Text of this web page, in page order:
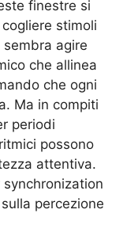
finestre si
stimoli
agire
che allinea
che ogni
Ma in compiti
periodi
possono
attentiva.
percezione